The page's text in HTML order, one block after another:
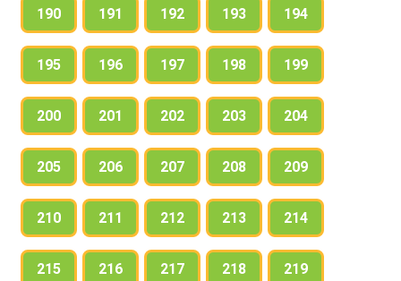
190 191 192 193 194
195 196 197 198 199
200 201 202 203 204
205 206 207 208 209
210 211 212 213 214
215 216 217 218 219